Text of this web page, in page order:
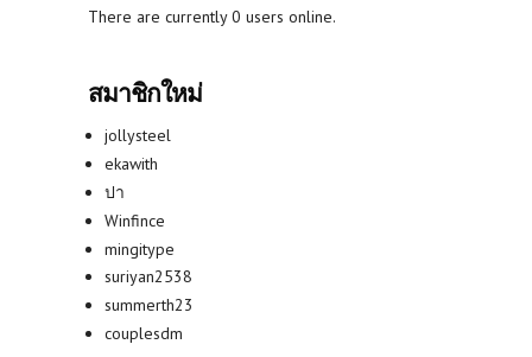
There are currently 0 users online.
สมาชิกใหม่
jollysteel
ekawith
ปา
Winfince
mingitype
suriyan2538
summerth23
couplesdm